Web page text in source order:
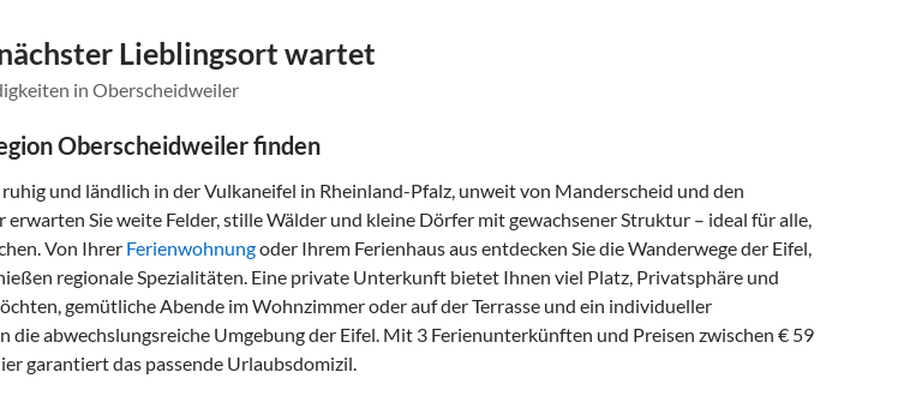
Lieblingsort wartet
in Oberscheidweiler
Oberscheidweiler finden
und ländlich in der Vulkaneifel in Rheinland-Pfalz, unweit von Manderscheid und den
Sie weite Felder, stille Wälder und kleine Dörfer mit gewachsener Struktur – ideal für alle,
Von Ihrer Ferienwohnungoder Ihrem Ferienhaus aus entdecken Sie die Wanderwege der Eifel,
regionale Spezialitäten. Eine private Unterkunft bietet Ihnen viel Platz, Privatsphäre und
gemütliche Abende im Wohnzimmer oder auf der Terrasse und ein individueller
die abwechslungsreiche Umgebung der Eifel. Mit 3 Ferienunterkünften und Preisen zwischen € 59
garantiert das passende Urlaubsdomizil.